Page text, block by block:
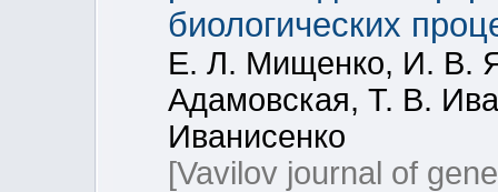
биологических
Е. Л. Мищенко, И. В.
Адамовская, Т. В.
Иванисенко
[Vavilov journal of